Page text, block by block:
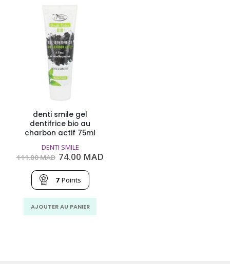
denti smile gel
dentifrice bio au
charbon actif 75ml
DENTI SMILE
111.00MAD Le
initial
était :
111.00
MAD.
74.00 MAD
7 Points
AJOUTER AU PANIER